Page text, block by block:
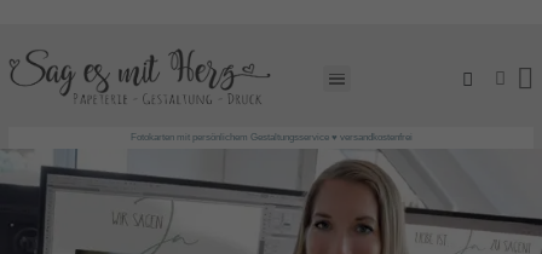
Fotokarten mit persönlichem Gestaltungsservice ♥ versandkostenfrei
EINLADUNGSKARTEN GESTALTEN LASSEN!